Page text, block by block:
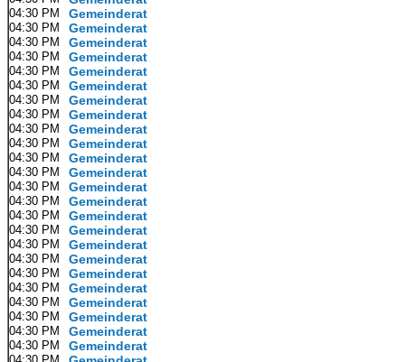
04:30 PM Gemeinderat
04:30 PM Gemeinderat
04:30 PM Gemeinderat
04:30 PM Gemeinderat
04:30 PM Gemeinderat
04:30 PM Gemeinderat
04:30 PM Gemeinderat
04:30 PM Gemeinderat
04:30 PM Gemeinderat
04:30 PM Gemeinderat
04:30 PM Gemeinderat
04:30 PM Gemeinderat
04:30 PM Gemeinderat
04:30 PM Gemeinderat
04:30 PM Gemeinderat
04:30 PM Gemeinderat
04:30 PM Gemeinderat
04:30 PM Gemeinderat
04:30 PM Gemeinderat
04:30 PM Gemeinderat
04:30 PM Gemeinderat
04:30 PM Gemeinderat
04:30 PM Gemeinderat
04:30 PM Gemeinderat